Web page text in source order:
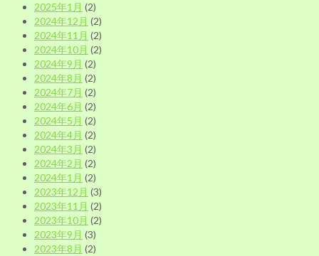
2025年1月 (2)
2024年12月 (2)
2024年11月 (2)
2024年10月 (2)
2024年9月 (2)
2024年8月 (2)
2024年7月 (2)
2024年6月 (2)
2024年5月 (2)
2024年4月 (2)
2024年3月 (2)
2024年2月 (2)
2024年1月 (2)
2023年12月 (3)
2023年11月 (2)
2023年10月 (2)
2023年9月 (3)
2023年8月 (2)